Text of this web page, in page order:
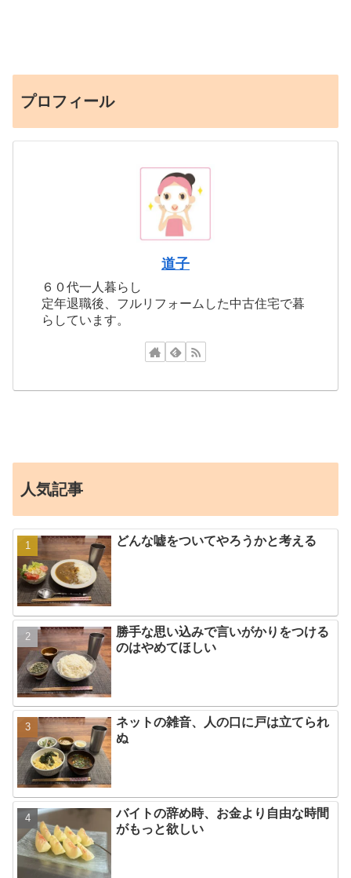
プロフィール
道子
６０代一人暮らし
定年退職後、フルリフォームした中古住宅で暮
らしています。
人気記事
どんな嘘をついてやろうかと考える
勝手な思い込みで言いがかりをつける
のはやめてほしい
ネットの雑音、人の口に戸は立てられ
ぬ
バイトの辞め時、お金より自由な時間
がもっと欲しい